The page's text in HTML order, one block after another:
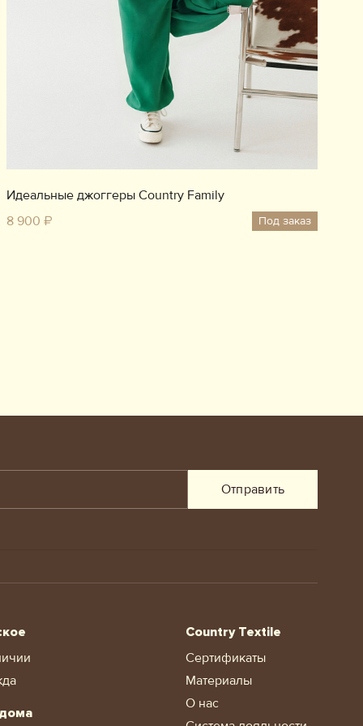
Идеальные джоггеры Country Family
8 900 ₽
Под заказ
Отправить
Country Textile
Сертификаты
Материалы
О нас